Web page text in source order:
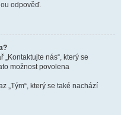
odpověď.
nás“, který se
možnost povolena
„Tým“, který se také nachází